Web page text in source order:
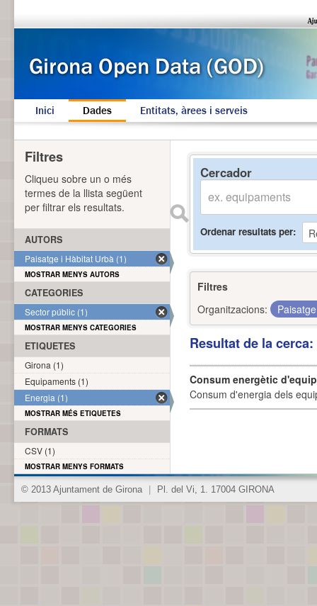
Inici Dades Entitats, àrees i serveis
Cercador
Ordenar resultats per
Filtres
Organitzacions:
Resultat de la
Consum energètic
Consum d'energia dels
Filtres
Cliqueu sobre un o més
termes de la llista següent
per filtrar els resultats.
AUTORS
Paisatge i Hàbitat Urbà (1)
MOSTRAR MENYS AUTORS
CATEGORIES
Sector públic (1)
MOSTRAR MENYS CATEGORIES
ETIQUETES
Girona (1)
Equipaments (1)
Energia (1)
MOSTRAR MÉS ETIQUETES
FORMATS
CSV (1)
MOSTRAR MENYS FORMATS
© 2013 Ajuntament de Girona Pl. del Vi, 1. 17004 GIRONA